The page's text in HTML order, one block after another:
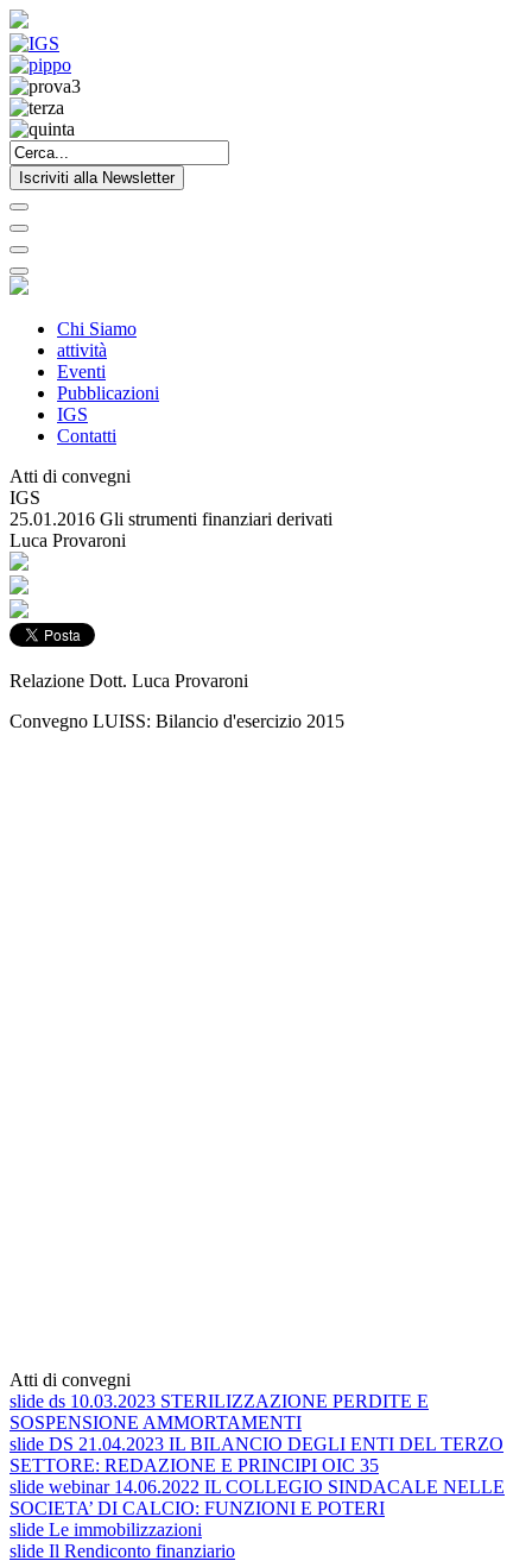
Iscriviti alla Newsletter
Chi Siamo
attività
Eventi
Pubblicazioni
IGS
Contatti
Atti di convegni
IGS
25.01.2016 Gli strumenti finanziari derivati
Luca Provaroni
Relazione Dott. Luca Provaroni
Convegno LUISS: Bilancio d'esercizio 2015
Atti di convegni
slide ds 10.03.2023 STERILIZZAZIONE PERDITE E
SOSPENSIONE AMMORTAMENTI
slide DS 21.04.2023 IL BILANCIO DEGLI ENTI DEL TERZO
SETTORE: REDAZIONE E PRINCIPI OIC 35
slide webinar 14.06.2022 IL COLLEGIO SINDACALE NELLE
SOCIETA’ DI CALCIO: FUNZIONI E POTERI
slide Le immobilizzazioni
slide Il Rendiconto finanziario